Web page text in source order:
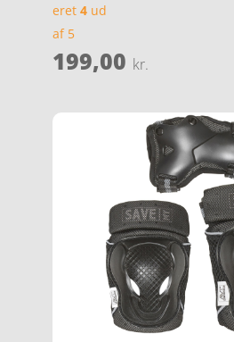
eret 4ud
af 5
199,00 kr.